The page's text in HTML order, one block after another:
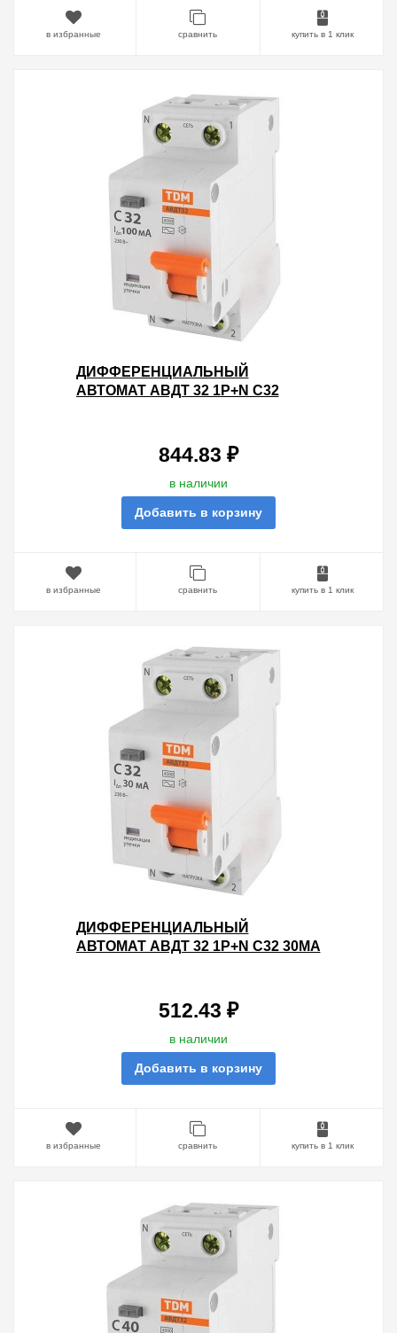
в избранные сравнить купить в 1 клик
ДИФФЕРЕНЦИАЛЬНЫЙ
АВТОМАТ АВДТ 32 1P+N C32
844.83 ₽
в наличии
Добавить в корзину
в избранные сравнить купить в 1 клик
ДИФФЕРЕНЦИАЛЬНЫЙ
АВТОМАТ АВДТ 32 1P+N C32 30МА
512.43 ₽
в наличии
Добавить в корзину
в избранные сравнить купить в 1 клик